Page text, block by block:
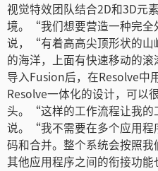
视觉特效团队结合2D和3D元
境。“我们想要营造一种完
说，“有着高高尖顶形状的山
的海洋，上面有快速移动的
导入Fusion后，在Resolve中
Resolve一体化的设计，可以
头。“这样的工作流程让我
说。“我不需要在多个应用程
码和合并。整个系统会按照
其他应用程序之间的衔接功